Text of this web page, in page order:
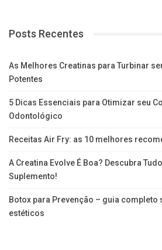
Posts Recentes
As Melhores Creatinas para Turbinar
Potentes
5 Dicas Essenciais para Otimizar seu
Odontológico
Receitas Air Fry: as 10 melhores
A Creatina Evolve É Boa? Descubra
Suplemento!
Botox para Prevenção – guia completo
estéticos